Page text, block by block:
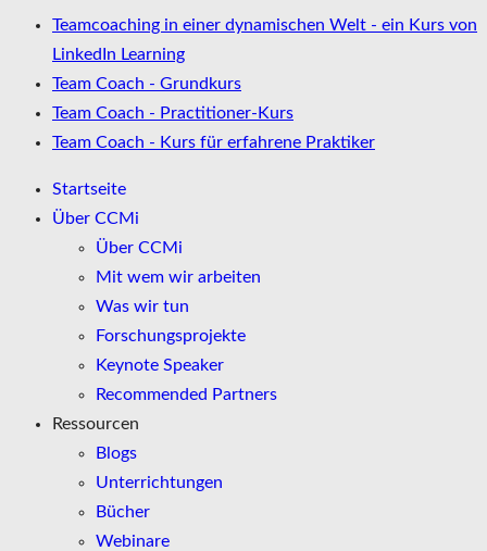
Teamcoaching in einer dynamischen Welt - ein Kurs von
LinkedIn Learning
Team Coach - Grundkurs
Team Coach - Practitioner-Kurs
Team Coach - Kurs für erfahrene Praktiker
Startseite
Über CCMi
Über CCMi
Mit wem wir arbeiten
Was wir tun
Forschungsprojekte
Keynote Speaker
Recommended Partners
Ressourcen
Blogs
Unterrichtungen
Bücher
Webinare